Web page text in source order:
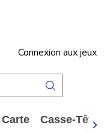
Connexion aux jeux
Carte Casse-Tête